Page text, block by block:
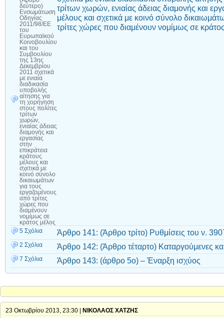
δεύτερο)
Ενσωμάτωση
Οδηγίας
2011/98/ΕΕ
του
Ευρωπαϊκού
Κοινοβουλίου
και του
Συμβουλίου
της 13ης
Δεκεμβρίου
2011 σχετικά
με ενιαία
διαδικασία
υποβολής
αίτησης για
τη χορήγηση
στους πολίτες
τρίτων
χωρών,
ενιαίας άδειας
διαμονής και
εργασίας
στην
επικράτεια
κράτους
μέλους και
σχετικά με
κοινό σύνολο
δικαιωμάτων
για τους
εργαζομένους
από τρίτες
χώρες που
διαμένουν
νομίμως σε
κράτος μέλος
τρίτων χωρών, ενιαίας άδειας διαμονής και
μέλους και σχετικά με κοινό σύνολο
τρίτες χώρες που διαμένουν νομίμως σε
5 Σχόλια Άρθρο 141: (Άρθρο τρίτο) Ρυθμίσεις του ν.
2 Σχόλια Άρθρο 142: (Άρθρο τέταρτο) Καταργούμενες και
7 Σχόλια Άρθρο 143: (άρθρο 5ο) – Έναρξη ισχύος
23 Οκτωβρίου 2013, 23:30 | ΝΙΚΟΛΑΟΣ ΧΑΤΖΗΣ